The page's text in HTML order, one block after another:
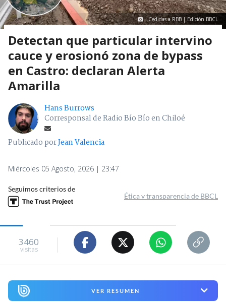
Cedidas a RBB | Edición BBCL
Detectan que particular intervino
cauce y erosionó zona de bypass
en Castro: declaran Alerta
Amarilla
Hans Burrows
Corresponsal de Radio Bío Bío en Chiloé
Publicado porJean Valencia
Miércoles 05 Agosto, 2026 | 23:47
Seguimos criterios de
Ética y transparencia de BBCL
3460
visitas
VER RESUMEN